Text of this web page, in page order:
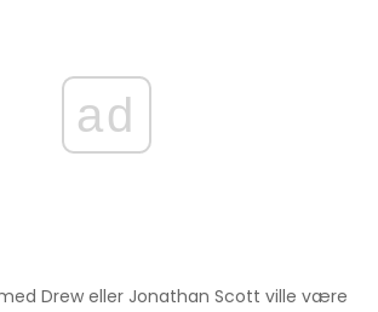
ad
Drew eller Jonathan Scott ville være